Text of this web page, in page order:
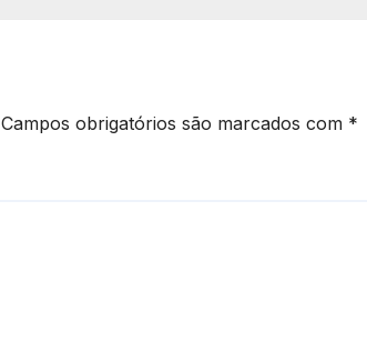
Campos obrigatórios são marcados com *